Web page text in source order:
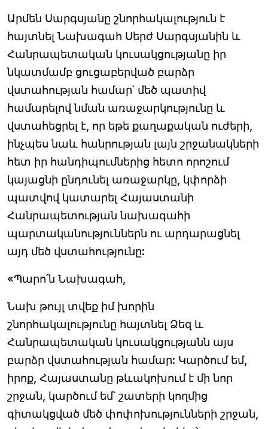
Արմեն Սարգսյանը շնորհակալություն է
հայտնել Նախագահ Սերժ Սարգսյանին և
Հանրապետական կուսակցությանը իր
նկատմամբ ցուցաբերված բարձր
վստահության համար՝ մեծ պատիվ
համարելով նման առաջարկությունը և
վստահեցրել է, որ եթե քաղաքական ուժերի,
ինչպես նաև հանրության լայն շրջանակների
հետ իր հանդիպումներից հետո որոշում
կայացնի ընդունել առաջարկը, կփորձի
պատվով կատարել Հայաստանի
Հանրապետության նախագահի
պարտականություններն ու արդարացնել
այդ մեծ վստահությունը:
«Պարո՛ն Նախագահ,
Նախ թույլ տվեք իմ խորին
շնորհակալությունը հայտնել Ձեզ և
Հանրապետական կուսակցությանն այս
բարձր վստահության համար: Կարծում եմ,
իրոք, Հայաստանը թևակոխում է մի նոր
շրջան, կարծում եմ՝ շատերի կողմից
գիտակցված մեծ փոփոխությունների շրջան,